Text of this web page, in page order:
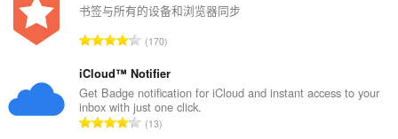
书签与所有的设备和浏览器同步
評
的
總
次
數
170
iCloud™ Notifier
Get Badge notification for iCloud and instant access to your
inbox with just one click.
評13